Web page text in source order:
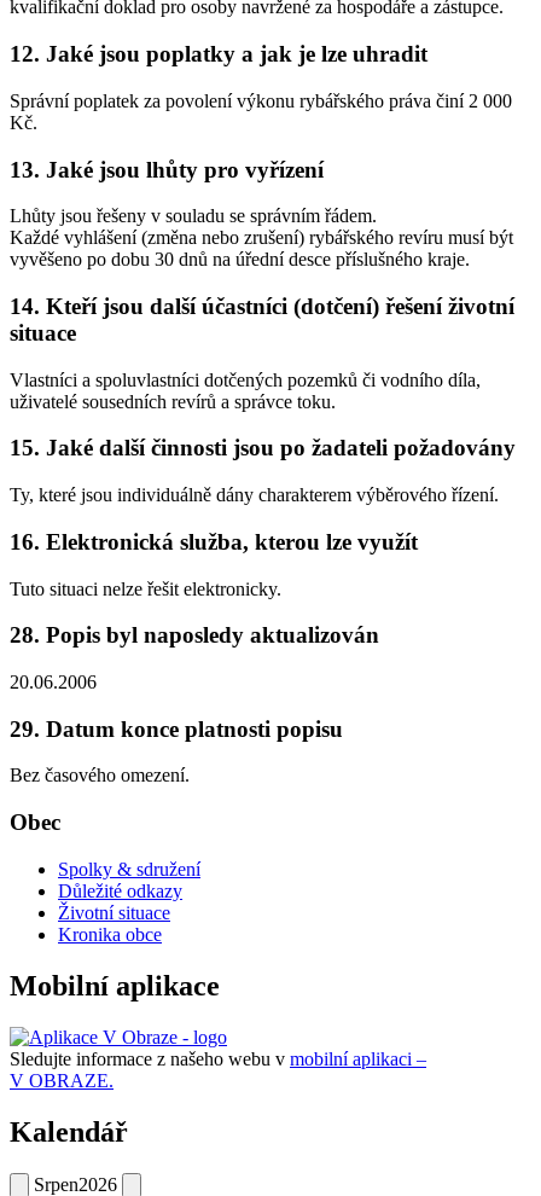
kvalifikační doklad pro osoby navržené za hospodáře a zástupce.
12. Jaké jsou poplatky a jak je lze uhradit
Správní poplatek za povolení výkonu rybářského práva činí 2 000
Kč.
13. Jaké jsou lhůty pro vyřízení
Lhůty jsou řešeny v souladu se správním řádem.
Každé vyhlášení (změna nebo zrušení) rybářského revíru musí být
vyvěšeno po dobu 30 dnů na úřední desce příslušného kraje.
14. Kteří jsou další účastníci (dotčení) řešení životní
situace
Vlastníci a spoluvlastníci dotčených pozemků či vodního díla,
uživatelé sousedních revírů a správce toku.
15. Jaké další činnosti jsou po žadateli požadovány
Ty, které jsou individuálně dány charakterem výběrového řízení.
16. Elektronická služba, kterou lze využít
Tuto situaci nelze řešit elektronicky.
28. Popis byl naposledy aktualizován
20.06.2006
29. Datum konce platnosti popisu
Bez časového omezení.
Obec
Spolky & sdružení
Důležité odkazy
Životní situace
Kronika obce
Mobilní aplikace
Sledujte informace z našeho webu v mobilní aplikaci –
V OBRAZE.
Kalendář
Srpen2026